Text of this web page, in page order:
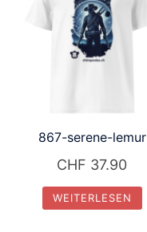
867-serene-lemur
CHF 37.90
WEITERLESEN